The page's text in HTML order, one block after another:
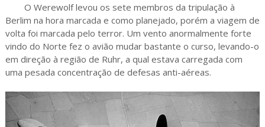
O Werewolf levou os sete membros da tripulação à
Berlim na hora marcada e como planejado, porém a viagem de
volta foi marcada pelo terror. Um vento anormalmente forte
vindo do Norte fez o avião mudar bastante o curso, levando-o
em direção à região de Ruhr, a qual estava carregada com
uma pesada concentração de defesas anti-aéreas.